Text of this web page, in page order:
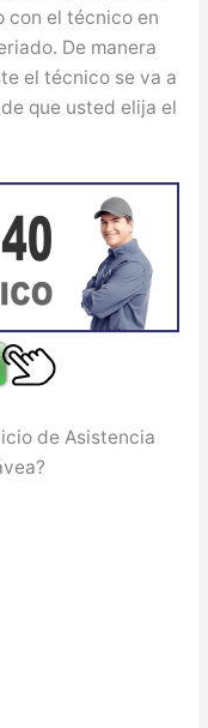
con el técnico en
De manera
el técnico se va a
que usted elija el
de Asistencia